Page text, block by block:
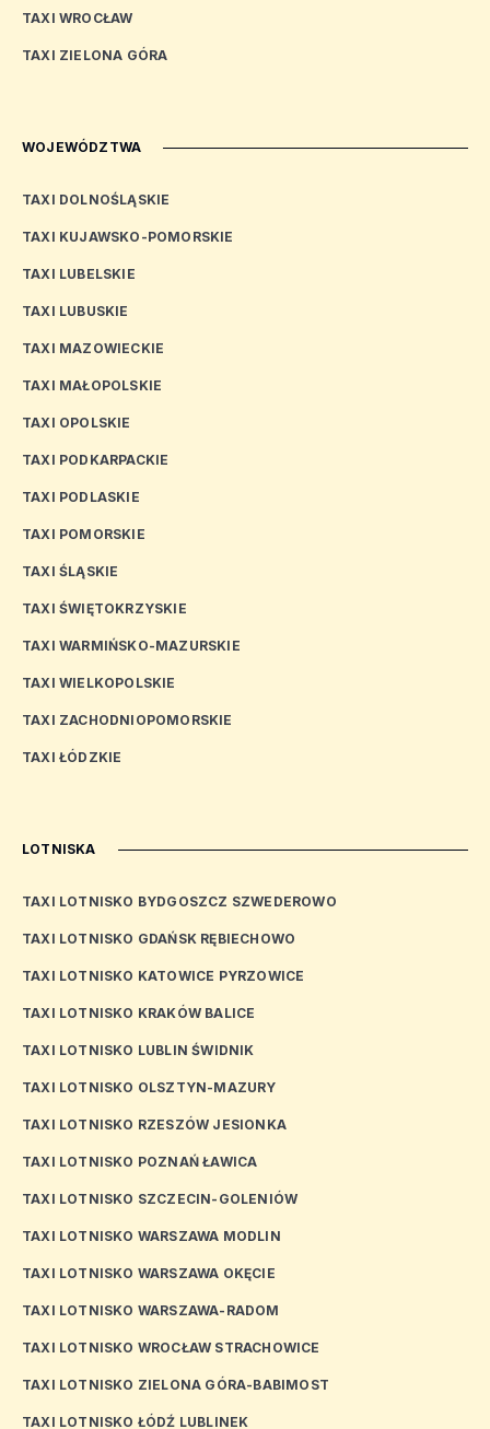
TAXI WROCŁAW
TAXI ZIELONA GÓRA
WOJEWÓDZTWA
TAXI DOLNOŚLĄSKIE
TAXI KUJAWSKO-POMORSKIE
TAXI LUBELSKIE
TAXI LUBUSKIE
TAXI MAZOWIECKIE
TAXI MAŁOPOLSKIE
TAXI OPOLSKIE
TAXI PODKARPACKIE
TAXI PODLASKIE
TAXI POMORSKIE
TAXI ŚLĄSKIE
TAXI ŚWIĘTOKRZYSKIE
TAXI WARMIŃSKO-MAZURSKIE
TAXI WIELKOPOLSKIE
TAXI ZACHODNIOPOMORSKIE
TAXI ŁÓDZKIE
LOTNISKA
TAXI LOTNISKO BYDGOSZCZ SZWEDEROWO
TAXI LOTNISKO GDAŃSK RĘBIECHOWO
TAXI LOTNISKO KATOWICE PYRZOWICE
TAXI LOTNISKO KRAKÓW BALICE
TAXI LOTNISKO LUBLIN ŚWIDNIK
TAXI LOTNISKO OLSZTYN-MAZURY
TAXI LOTNISKO RZESZÓW JESIONKA
TAXI LOTNISKO POZNAŃ ŁAWICA
TAXI LOTNISKO SZCZECIN-GOLENIÓW
TAXI LOTNISKO WARSZAWA MODLIN
TAXI LOTNISKO WARSZAWA OKĘCIE
TAXI LOTNISKO WARSZAWA-RADOM
TAXI LOTNISKO WROCŁAW STRACHOWICE
TAXI LOTNISKO ZIELONA GÓRA-BABIMOST
TAXI LOTNISKO ŁÓDŹ LUBLINEK